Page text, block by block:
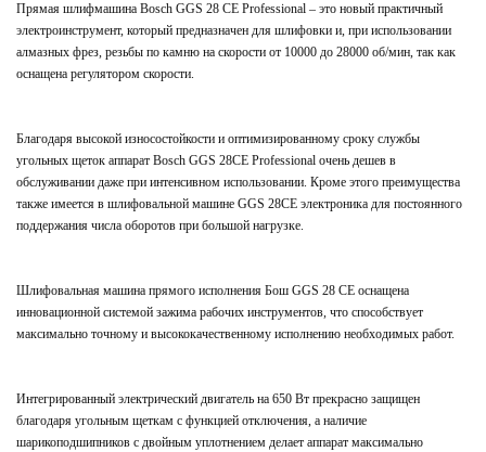
Прямая шлифмашина Bosch GGS 28 CE Professional – это новый практичный
электроинструмент, который предназначен для шлифовки и, при использовании
алмазных фрез, резьбы по камню на скорости от 10000 до 28000 об/мин, так как
оснащена регулятором скорости.
Благодаря высокой износостойкости и оптимизированному сроку службы
угольных щеток аппарат Bosch GGS 28CE Professional очень дешев в
обслуживании даже при интенсивном использовании. Кроме этого преимущества
также имеется в шлифовальной машине GGS 28CE электроника для постоянного
поддержания числа оборотов при большой нагрузке.
Шлифовальная машина прямого исполнения Бош GGS 28 CE оснащена
инновационной системой зажима рабочих инструментов, что способствует
максимально точному и высококачественному исполнению необходимых работ.
Интегрированный электрический двигатель на 650 Вт прекрасно защищен
благодаря угольным щеткам с функцией отключения, а наличие
шарикоподшипников с двойным уплотнением делает аппарат максимально